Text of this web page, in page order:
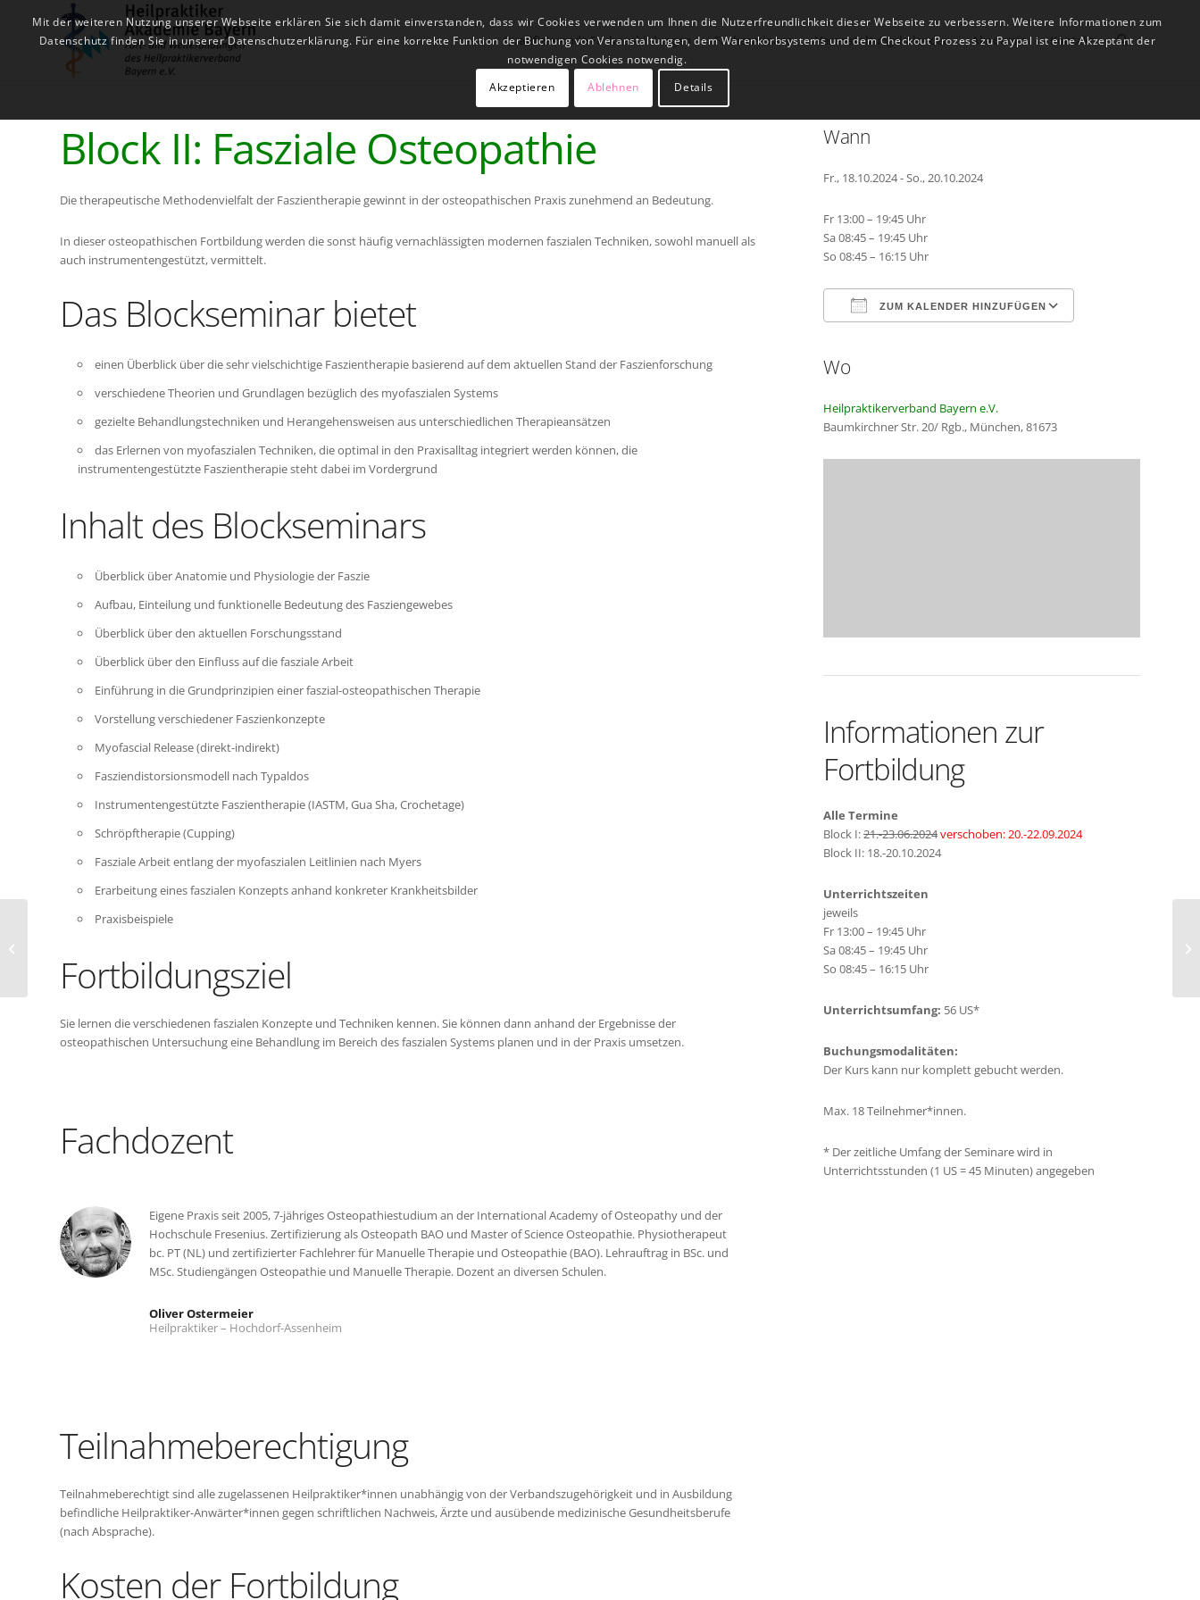
Qualifizierende Fachausbildungen Fachseminare Veranstaltungskalender Akademie Kontakt
Block II: Fasziale Osteopathie
Die therapeutische Methodenvielfalt der Faszientherapie gewinnt in der osteopathischen Praxis zunehmend an Bedeutung.
In dieser osteopathischen Fortbildung werden die sonst häufig vernachlässigten modernen faszialen Techniken, sowohl manuell als
auch instrumentengestützt, vermittelt.
Das Blockseminar bietet
einen Überblick über die sehr vielschichtige Faszientherapie basierend auf dem aktuellen Stand der Faszienforschung
verschiedene Theorien und Grundlagen bezüglich des myofaszialen Systems
gezielte Behandlungstechniken und Herangehensweisen aus unterschiedlichen Therapieansätzen
das Erlernen von myofaszialen Techniken, die optimal in den Praxisalltag integriert werden können, die
instrumentengestützte Faszientherapie steht dabei im Vordergrund
Inhalt des Blockseminars
Überblick über Anatomie und Physiologie der Faszie
Aufbau, Einteilung und funktionelle Bedeutung des Fasziengewebes
Überblick über den aktuellen Forschungsstand
Überblick über den Einfluss auf die fasziale Arbeit
Einführung in die Grundprinzipien einer faszial-osteopathischen Therapie
Vorstellung verschiedener Faszienkonzepte
Myofascial Release (direkt-indirekt)
Fasziendistorsionsmodell nach Typaldos
Instrumentengestützte Faszientherapie (IASTM, Gua Sha, Crochetage)
Schröpftherapie (Cupping)
Fasziale Arbeit entlang der myofaszialen Leitlinien nach Myers
Erarbeitung eines faszialen Konzepts anhand konkreter Krankheitsbilder
Praxisbeispiele
Fortbildungsziel
Sie lernen die verschiedenen faszialen Konzepte und Techniken kennen. Sie können dann anhand der Ergebnisse der
osteopathischen Untersuchung eine Behandlung im Bereich des faszialen Systems planen und in der Praxis umsetzen.
Fachdozent
Eigene Praxis seit 2005, 7-jähriges Osteopathiestudium an der International Academy of Osteopathy und der
Hochschule Fresenius. Zertifizierung als Osteopath BAO und Master of Science Osteopathie. Physiotherapeut
bc. PT (NL) und zertifizierter Fachlehrer für Manuelle Therapie und Osteopathie (BAO). Lehrauftrag in BSc. und
MSc. Studiengängen Osteopathie und Manuelle Therapie. Dozent an diversen Schulen.
Oliver Ostermeier
Heilpraktiker – Hochdorf-Assenheim
Teilnahmeberechtigung
Teilnahmeberechtigt sind alle zugelassenen Heilpraktiker*innen unabhängig von der Verbandszugehörigkeit und in Ausbildung
befindliche Heilpraktiker-Anwärter*innen gegen schriftlichen Nachweis, Ärzte und ausübende medizinische Gesundheitsberufe
(nach Absprache).
Kosten der Fortbildung
Wann
Fr., 18.10.2024 - So., 20.10.2024
Fr 13:00 – 19:45 Uhr
Sa 08:45 – 19:45 Uhr
So 08:45 – 16:15 Uhr
ZUM KALENDER HINZUFÜGEN
Wo
Heilpraktikerverband Bayern e.V.
Baumkirchner Str. 20/ Rgb., München, 81673
Informationen zur
Fortbildung
Alle Termine
Block I:21.-23.06.2024verschoben: 20.-22.09.2024
Block II: 18.-20.10.2024
Unterrichtszeiten
jeweils
Fr 13:00 – 19:45 Uhr
Sa 08:45 – 19:45 Uhr
So 08:45 – 16:15 Uhr
Unterrichtsumfang: 56 US*
Buchungsmodalitäten:
Der Kurs kann nur komplett gebucht werden.
Max. 18 Teilnehmer*innen.
* Der zeitliche Umfang der Seminare wird in
Unterrichtsstunden (1 US = 45 Minuten) angegeben
Mit der weiteren Nutzung unserer Webseite erklären Sie sich damit einverstanden, dass wir Cookies verwenden um Ihnen die Nutzerfreundlichkeit dieser Webseite zu verbessern. Weitere Informationen zum
Datenschutz finden Sie in unserer Datenschutzerklärung. Für eine korrekte Funktion der Buchung von Veranstaltungen, dem Warenkorbsystems und dem Checkout Prozess zu Paypal ist eine Akzeptant der
notwendigen Cookies notwendig.
Akzeptieren
Ablehnen Details